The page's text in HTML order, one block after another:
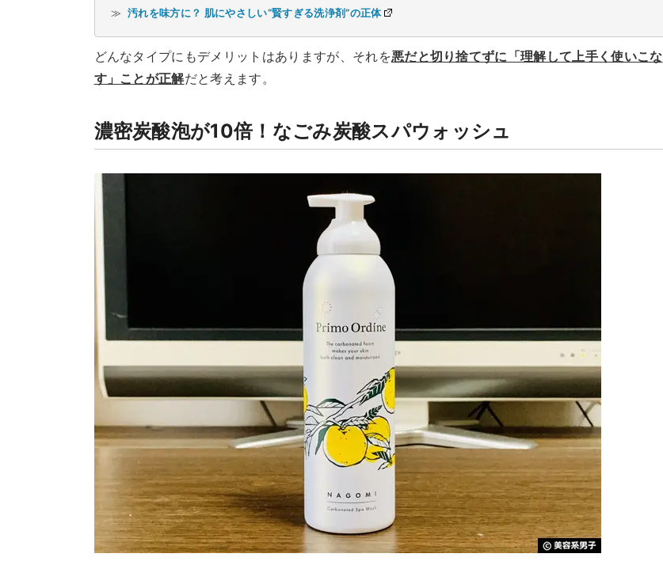
≫ 汚れを味方に？ 肌にやさしい“賢すぎる洗浄剤”の正体
どんなタイプにもデメリットはありますが、それを悪だと切り捨てずに「理解して上手く使いこな
す」ことが正解だと考えます。
濃密炭酸泡が10倍！なごみ炭酸スパウォッシュ